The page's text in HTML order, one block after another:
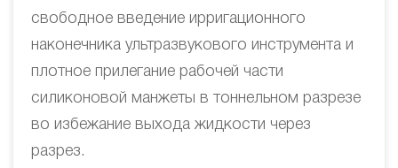
свободное введение ирригационного
наконечника ультразвукового инструмента и
плотное прилегание рабочей части
силиконовой манжеты в тоннельном разрезе
во избежание выхода жидкости через
разрез.